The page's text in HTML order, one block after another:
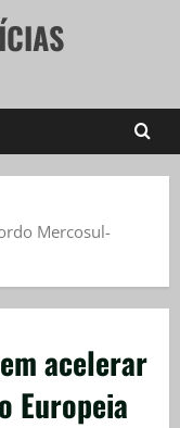
Mercosul-
acelerar
Europeia